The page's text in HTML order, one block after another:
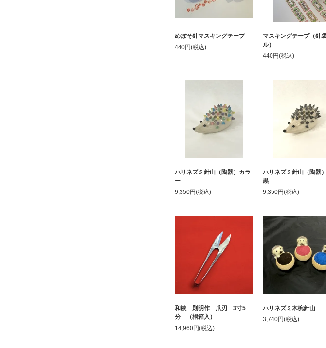
めぼそ針マスキングテープ
440円(税込)
マスキングテープ（針
ル）
440円(税込)
ハリネズミ針山（陶器）カラ
ー
9,350円(税込)
ハリネズミ針山（陶器
黒
9,350円(税込)
和鋏 則明作 爪刃 3寸5
分 （桐箱入）
14,960円(税込)
ハリネズミ木椀針山
3,740円(税込)